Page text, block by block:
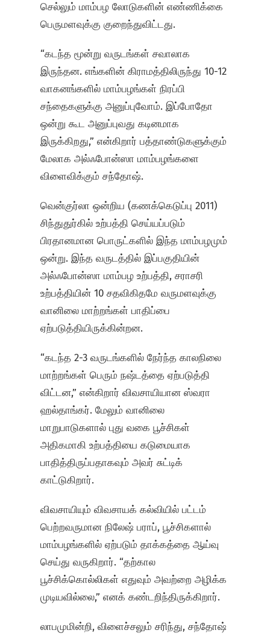
செல்லும் மாம்பழ லோடுகளின் எண்ணிக்கை
பெருமளவுக்கு குறைந்துவிட்டது.
“கடந்த மூன்று வருடங்கள் சவாலாக
இருந்தன. எங்களின் கிராமத்திலிருந்து 10-12
வாகனங்களில் மாம்பழங்கள் நிரப்பி
சந்தைகளுக்கு அனுப்புவோம். இப்போதோ
ஒன்று கூட அனுப்புவது கடினமாக
இருக்கிறது,” என்கிறார் பத்தாண்டுகளுக்கும்
மேலாக அல்ஃபோன்ஸா மாம்பழங்களை
விளைவிக்கும் சந்தோஷ்.
வென்குர்லா ஒன்றிய (கணக்கெடுப்பு 2011)
சிந்துதுர்கில் உற்பத்தி செய்யப்படும்
பிரதானமான பொருட்களில் இந்த மாம்பழமும்
ஒன்று. இந்த வருடத்தில் இப்பகுதியின்
அல்ஃபோன்ஸா மாம்பழ உற்பத்தி, சராசரி
உற்பத்தியின் 10 சதவிகிதமே வருமளவுக்கு
வானிலை மாற்றங்கள் பாதிப்பை
ஏற்படுத்தியிருக்கின்றன.
“கடந்த 2-3 வருடங்களில் நேர்ந்த காலநிலை
மாற்றங்கள் பெரும் நஷ்டத்தை ஏற்படுத்தி
விட்டன,” என்கிறார் விவசாயியான ஸ்வரா
ஹல்தாங்கர். மேலும் வானிலை
மாறுபாடுகளால் புது வகை பூச்சிகள்
அதிகமாகி உற்பத்தியை கடுமையாக
பாதித்திருப்பதாகவும் அவர் சுட்டிக்
காட்டுகிறார்.
விவசாயியும் விவசாயக் கல்வியில் பட்டம்
பெற்றவருமான நிலேஷ் பராப், பூச்சிகளால்
மாம்பழங்களில் ஏற்படும் தாக்கத்தை ஆய்வு
செய்து வருகிறார். “தற்கால
பூச்சிக்கொல்லிகள் எதுவும் அவற்றை அழிக்க
முடியவில்லை,” எனக் கண்டறிந்திருக்கிறார்.
லாபமுமின்றி, விளைச்சலும் சரிந்து, சந்தோஷ்